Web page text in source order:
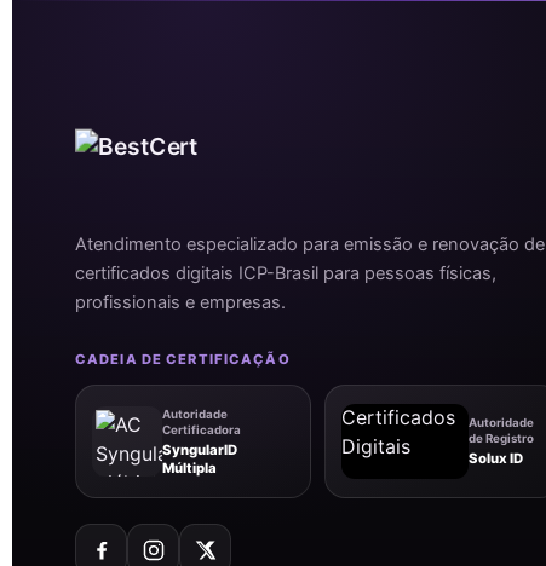
Atendimento especializado para emissão e renovação de
certificados digitais ICP-Brasil para pessoas físicas,
profissionais e empresas.
CADEIA DE CERTIFICAÇÃO
Autoridade
Certificadora
SyngularID
Múltipla
Autoridade
de Registro
Solux ID